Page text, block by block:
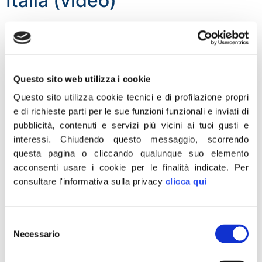
Questo sito web utilizza i cookie
Questo sito utilizza cookie tecnici e di profilazione propri
e di richieste parti per le sue funzioni funzionali e inviati di
pubblicità, contenuti e servizi più vicini ai tuoi gusti e
interessi.Chiudendo questo messaggio, scorrendo
questa pagina o cliccando qualunque suo elemento
acconsenti usare i cookie per le finalità indicate. Per
consultare l'informativa sulla privacy clicca qui
delNecessario
«Il Vicepresidente della Camera Fabio Rampelli rimuove
la bandiera europea dal suo ufficio, così come tanti
quest’Europa che abbandona l’Italia nel momento di
maggiore bisogno. E la fotografia di un sentimento
diffuso in Italia, di gente che chiede all’Europa […]
Coronavirus, Meloni: Oggi
Italia onora memoria vittime
«Oggi l’Italia onora la memoria di tutte le vittime del
cari e amici che non ce l’hanno fatta. Non vi
dimenticheremo». È quanto scrive su Facebook il